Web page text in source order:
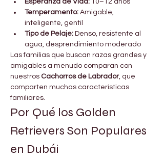
Temperamento: Amigable,
inteligente, gentil
Tipo de Pelaje: Denso, resistente al
agua, desprendimiento moderado
Las familias que buscan razas grandes y
amigables a menudo comparan con
nuestros Cachorros de Labrador, que
comparten muchas características
familiares.
Por Qué los Golden
Retrievers Son Populares
en Dubái